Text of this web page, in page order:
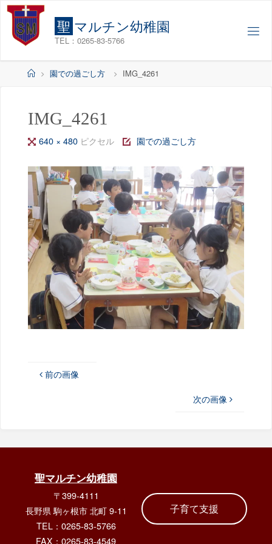
コ
聖 マルチン幼稚園
TEL：0265-83-5766
ホ
園での過ごし方 IMG_4261
IMG_4261
フ
サ
イ
ズ
640 × 480 ピクセル 園での過ごし方
前の画像
次の画像
聖マルチン幼稚園
〒399-4111
長野県 駒ヶ根市 北町 9-11
TEL：0265-83-5766
FAX：0265-83-4549
子育て支援